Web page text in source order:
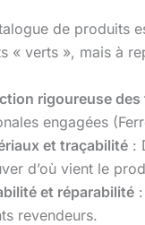
de produits
« verts », mais à
rigoureuse
engagées
et traçabilité :
d’où vient le
et réparabilité
revendeurs.